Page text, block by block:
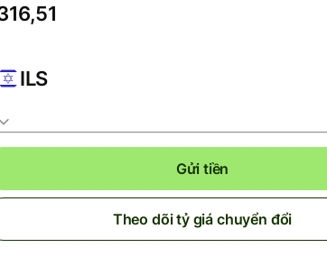
ILS
Gửi tiền
Theo dõi tỷ giá chuyển đổi